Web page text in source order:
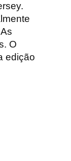
O
edição